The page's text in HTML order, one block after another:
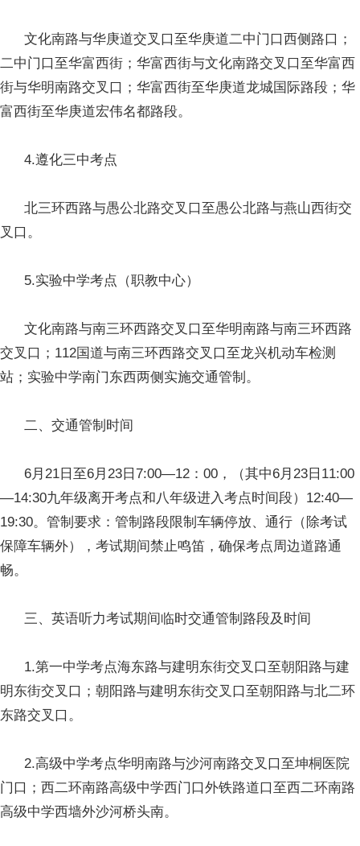
文化南路与华庚道交叉口至华庚道二中门口西侧路口；
二中门口至华富西街；华富西街与文化南路交叉口至华富西
街与华明南路交叉口；华富西街至华庚道龙城国际路段；华
富西街至华庚道宏伟名都路段。
4.遵化三中考点
北三环西路与愚公北路交叉口至愚公北路与燕山西街交
叉口。
5.实验中学考点（职教中心）
文化南路与南三环西路交叉口至华明南路与南三环西路
交叉口；112国道与南三环西路交叉口至龙兴机动车检测
站；实验中学南门东西两侧实施交通管制。
二、交通管制时间
6月21日至6月23日7:00—12：00，（其中6月23日11:00
—14:30九年级离开考点和八年级进入考点时间段）12:40—
19:30。管制要求：管制路段限制车辆停放、通行（除考试
保障车辆外），考试期间禁止鸣笛，确保考点周边道路通
畅。
三、英语听力考试期间临时交通管制路段及时间
1.第一中学考点海东路与建明东街交叉口至朝阳路与建
明东街交叉口；朝阳路与建明东街交叉口至朝阳路与北二环
东路交叉口。
2.高级中学考点华明南路与沙河南路交叉口至坤桐医院
门口；西二环南路高级中学西门口外铁路道口至西二环南路
高级中学西墙外沙河桥头南。